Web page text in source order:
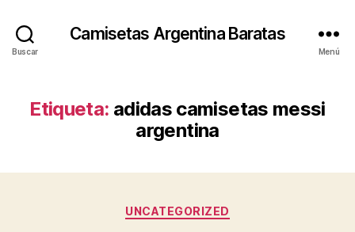
Buscar
Camisetas Argentina Baratas
Menú
Etiqueta: adidas camisetas messi
argentina
Categorías
UNCATEGORIZED